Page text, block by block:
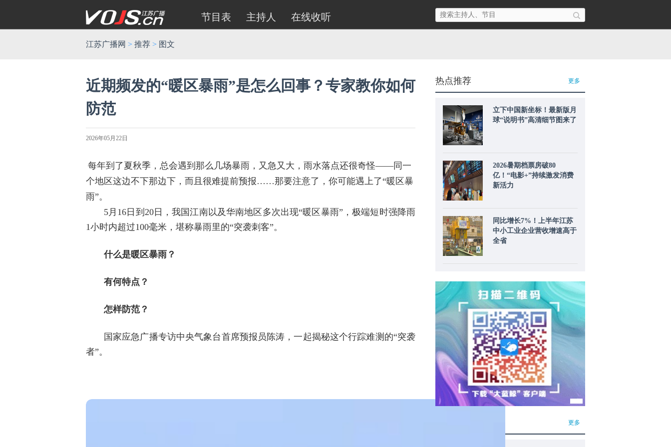
节目表 主持人 在线收听
江苏广播网 > 推荐 > 图文
近期频发的“暖区暴雨”是怎么回事？专家教你如何
防范
2026年05月22日
每年到了夏秋季，总会遇到那么几场暴雨，又急又大，雨水落点还很奇怪——同一
个地区这边不下那边下，而且很难提前预报……那要注意了，你可能遇上了“暖区暴
雨”。
5月16日到20日，我国江南以及华南地区多次出现“暖区暴雨”，极端短时强降雨
1小时内超过100毫米，堪称暴雨里的“突袭刺客”。
什么是暖区暴雨？
有何特点？
怎样防范？
国家应急广播专访中央气象台首席预报员陈涛，一起揭秘这个行踪难测的“突袭
者”。
更多
热点推荐
立下中国新坐标！最新版月
球“说明书”高清细节图来了
2026暑期档票房破80
亿！“电影+”持续激发消费
新活力
同比增长7%！上半年江苏
中小工业企业营收增速高于
全省
更多